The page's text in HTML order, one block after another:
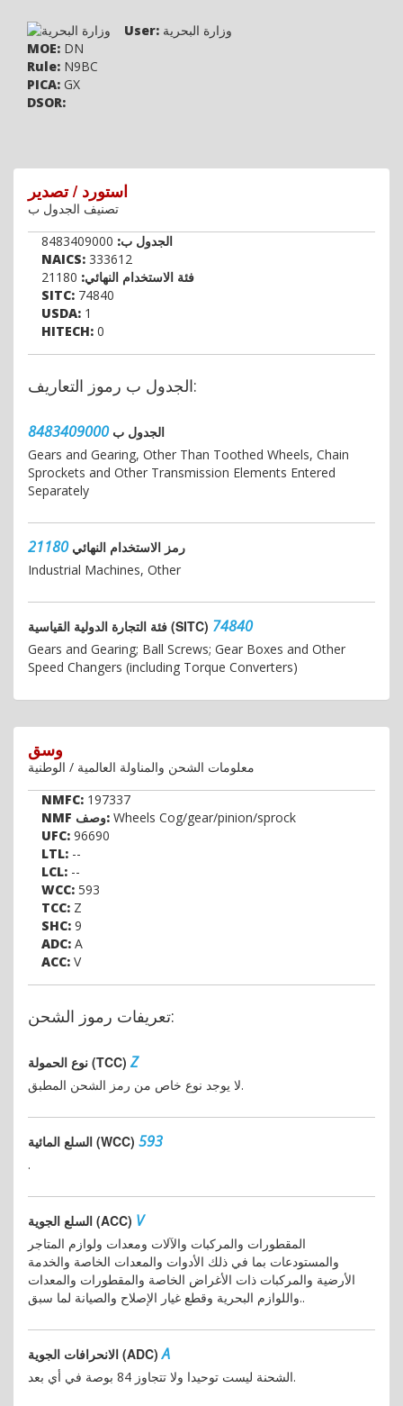
User: وزارة البحرية
MOE: DN
Rule: N9BC
PICA: GX
DSOR:
استورد / تصدير
تصنيف الجدول ب
الجدول ب:
NAICS: 333612
فئة الاستخدام النهائي:
SITC: 74840
USDA: 1
HITECH: 0
الجدول ب رموز التعاريف:
الجدول ب8483409000
Gears and Gearing, Other Than Toothed Wheels, Chain
Sprockets and Other Transmission Elements Entered
Separately
رمز الاستخدام النهائي21180
Industrial Machines, Other
فئة التجارة الدولية القياسية (SITC) 74840
Gears and Gearing; Ball Screws; Gear Boxes and Other
Speed Changers (including Torque Converters)
وسق
معلومات الشحن والمناولة العالمية / الوطنية
NMFC: 197337
NMF وصف: Wheels Cog/gear/pinion/sprock
UFC: 96690
LTL: --
LCL: --
WCC: 593
TCC: Z
SHC: 9
ADC: A
ACC: V
تعريفات رموز الشحن:
نوع الحمولة (TCC) Z
لا يوجد نوع خاص من رمز الشحن المطبق.
السلع المائية (WCC) 593
.
السلع الجوية (ACC) V
المقطورات والمركبات والآلات ومعدات ولوازم المتاجر
والمستودعات بما في ذلك الأدوات والمعدات الخاصة والخدمة
الأرضية والمركبات ذات الأغراض الخاصة والمقطورات والمعدات
واللوازم البحرية وقطع غيار الإصلاح والصيانة لما سبق..
الانحرافات الجوية (ADC)A
الشحنة ليست توحيدا ولا تتجاوز 84 بوصة في أي بعد.